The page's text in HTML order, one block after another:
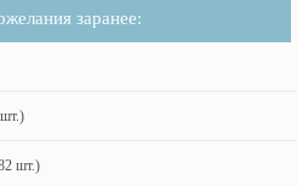
заранее:
шт.)